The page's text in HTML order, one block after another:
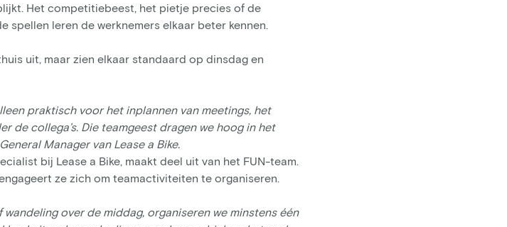
Het competitiebeest, het pietje precies of de
spellen leren de werknemers elkaar beter kennen.
uit, maar zien elkaar standaard op dinsdag en
praktisch voor het inplannen van meetings, het
de collega’s. Die teamgeest dragen we hoog in het
Manager van Lease a Bike.
bij Lease a Bike, maakt deel uit van het FUN-team.
ze zich om teamactiviteiten te organiseren.
over de middag, organiseren we minstens één